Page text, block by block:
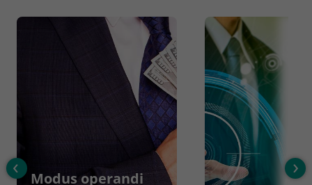
Modus operandi
‹ ›